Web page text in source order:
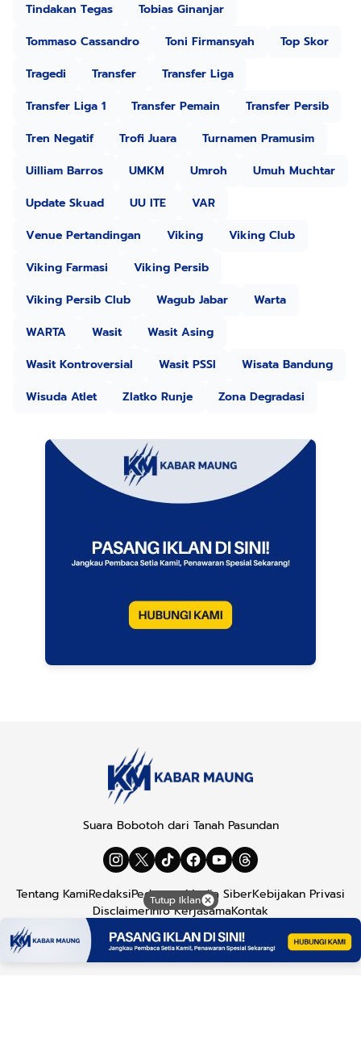
Tindakan Tegas
Tobias Ginanjar
Tommaso Cassandro
Toni Firmansyah
Top Skor
Tragedi
Transfer
Transfer Liga
Transfer Liga 1
Transfer Pemain
Transfer Persib
Tren Negatif
Trofi Juara
Turnamen Pramusim
Uilliam Barros
UMKM Umroh
Umuh Muchtar
Update Skuad
UU ITE
VAR
Venue Pertandingan
Viking
Viking Club
Viking Farmasi
Viking Persib
Viking Persib Club
Wagub Jabar
Warta
WARTA
Wasit
Wasit Asing
Wasit Kontroversial
Wasit PSSI
Wisata Bandung
Wisuda Atlet
Zlatko Runje Zona Degradasi
Tutup Iklan
Suara Bobotoh dari Tanah Pasundan
Tentang KamiRedaksiPedoman Media SiberKebijakan Privasi
DisclaimerInfo KerjasamaKontak
Copyright © 2026Kabar Maung. All rights reserved.